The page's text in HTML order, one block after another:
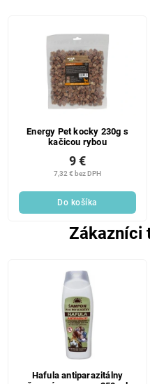
Energy Pet kocky 230g s
kačicou rybou
7,32 € bez DPH
9 €
Do košíka
Zákazníci
Hafula antiparazitálny